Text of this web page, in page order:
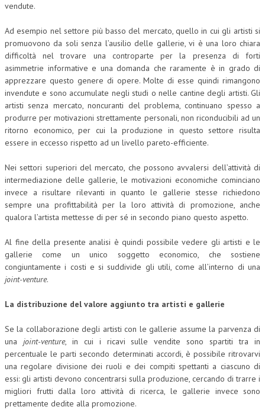
DIRITTO PENALE D’IMPRESA
DIRITTO DEL LAVORO
DIRITTO DEL WEB
DIRITTO DELLE IMPRESE IN CRISI
CRIMINOLOGIA E CRIMINALISTICA
SICUREZZA SUL LAVORO
FISCO
FISCALITÀ INTERNAZIONALE
TAX RISK MANAGEMENT
CFC E PARADISI FISCALI
TRANSFER PRICING
GIURISPRUDENZA
EUROPEA
COSTITUZIONALE
vendute.
Ad esempio nel settore più basso del mercato, quello in cui gli artisti si
promuovono da soli senza l’ausilio delle gallerie, vi è una loro chiara
difficoltà nel trovare una controparte per la presenza di forti
asimmetrie informative e una domanda che raramente è in grado di
apprezzare questo genere di opere. Molte di esse quindi rimangono
invendute e sono accumulate negli studi o nelle cantine degli artisti. Gli
artisti senza mercato, noncuranti del problema, continuano spesso a
produrre per motivazioni strettamente personali, non riconducibili ad un
ritorno economico, per cui la produzione in questo settore risulta
essere in eccesso rispetto ad un livello pareto-efficiente.
Nei settori superiori del mercato, che possono avvalersi dell’attività di
intermediazione delle gallerie, le motivazioni economiche cominciano
invece a risultare rilevanti in quanto le gallerie stesse richiedono
sempre una profittabilità per la loro attività di promozione, anche
qualora l’artista mettesse di per sé in secondo piano questo aspetto.
Al fine della presente analisi è quindi possibile vedere gli artisti e le
gallerie come un unico soggetto economico, che sostiene
congiuntamente i costi e si suddivide gli utili, come all’interno di una
joint-venture.
La distribuzione del valore aggiunto tra artisti e gallerie
Se la collaborazione degli artisti con le gallerie assume la parvenza di
una joint-venture, in cui i ricavi sulle vendite sono spartiti tra in
percentuale le parti secondo determinati accordi, è possibile ritrovarvi
una regolare divisione dei ruoli e dei compiti spettanti a ciascuno di
essi: gli artisti devono concentrarsi sulla produzione, cercando di trarre i
migliori frutti dalla loro attività di ricerca, le gallerie invece sono
prettamente dedite alla promozione.